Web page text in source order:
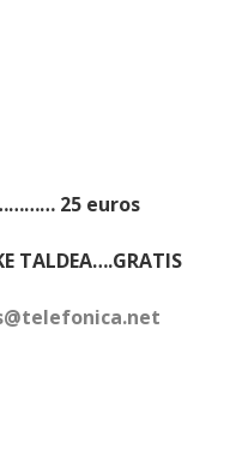
25 euros
TALDEA….GRATIS